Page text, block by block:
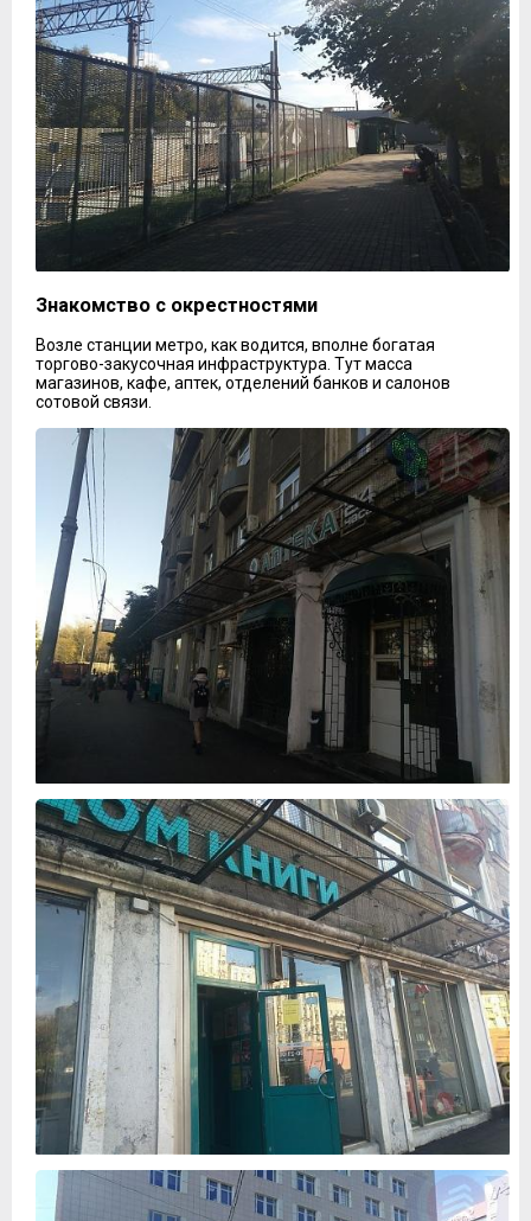
Знакомство с окрестностями
Возле станции метро, как водится, вполне богатая
торгово-закусочная инфраструктура. Тут масса
магазинов, кафе, аптек, отделений банков и салонов
сотовой связи.